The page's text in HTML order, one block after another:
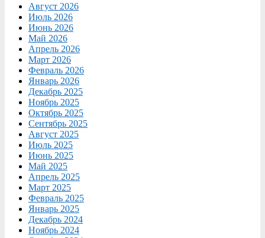
Август 2026
Июль 2026
Июнь 2026
Май 2026
Апрель 2026
Март 2026
Февраль 2026
Январь 2026
Декабрь 2025
Ноябрь 2025
Октябрь 2025
Сентябрь 2025
Август 2025
Июль 2025
Июнь 2025
Май 2025
Апрель 2025
Март 2025
Февраль 2025
Январь 2025
Декабрь 2024
Ноябрь 2024